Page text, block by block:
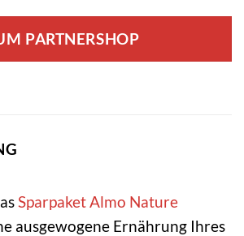
€
ist:
18,49 €.
PARTNERSHOP
Sparpaket Almo Nature
ausgewogene Ernährung Ihres